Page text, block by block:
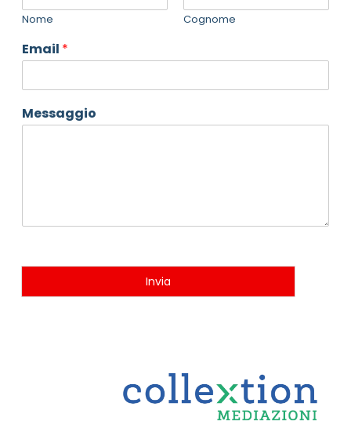
Nome Cognome
Email *
Messaggio
Invia